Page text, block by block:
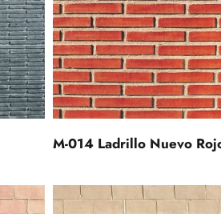
M-014 Ladrillo Nuevo